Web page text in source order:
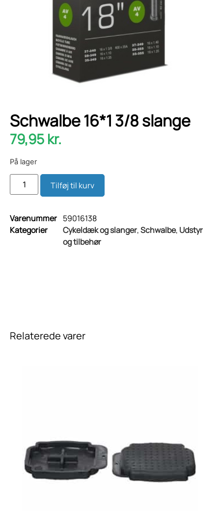
Schwalbe 16*1 3/8 slange
79,95 kr.
På lager
Tilføj til kurv
Varenummer 59016138
Kategorier
Cykeldæk og slanger,Schwalbe, Udstyr
og tilbehør
Relaterede varer